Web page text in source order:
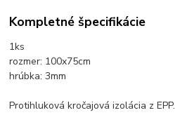
Kompletné špecifikácie
1ks
rozmer: 100x75cm
hrúbka: 3mm
Protihluková kročajová izolácia z EPP.